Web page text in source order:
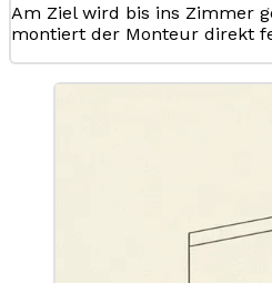
Am Ziel wird bis ins Zimmer
montiert der Monteur direkt